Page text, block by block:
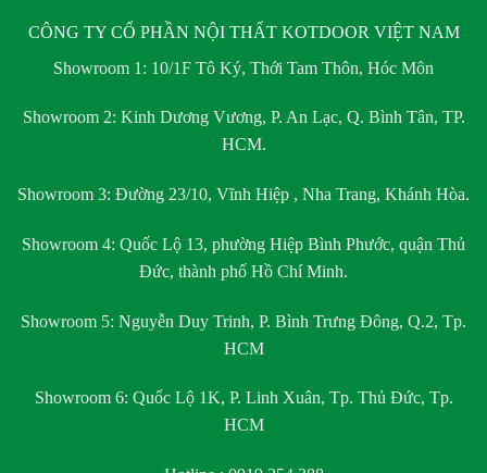
CÔNG TY CỔ PHẦN NỘI THẤT KOTDOOR VIỆT NAM
Showroom 1: 10/1F Tô Ký, Thới Tam Thôn, Hóc Môn
Showroom 2: Kinh Dương Vương, P. An Lạc, Q. Bình Tân, TP.
HCM.
Showroom 3: Đường 23/10, Vĩnh Hiệp , Nha Trang, Khánh Hòa.
Showroom 4: Quốc Lộ 13, phường Hiệp Bình Phước, quận Thủ
Đức, thành phố Hồ Chí Minh.
Showroom 5: Nguyễn Duy Trinh, P. Bình Trưng Đông, Q.2, Tp.
HCM
Showroom 6: Quốc Lộ 1K, P. Linh Xuân, Tp. Thủ Đức, Tp.
HCM